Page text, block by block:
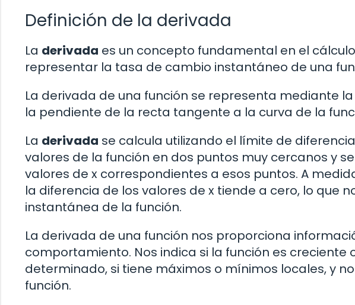
Definición de la derivada
La derivada es un concepto fundamental en el
representar la tasa de cambio instantáneo de una
La derivada de una función se representa mediante
la pendiente de la recta tangente a la curva de la
La derivada se calcula utilizando el límite de
valores de la función en dos puntos muy cercanos y
valores de x correspondientes a esos puntos. A
la diferencia de los valores de x tiende a cero, lo que
instantánea de la función.
La derivada de una función nos proporciona
comportamiento. Nos indica si la función es creciente
determinado, si tiene máximos o mínimos locales, y
función.